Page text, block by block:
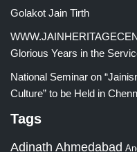
Golakot Jain Tirth
Glorious Years in the
National Seminar on
Culture” to be Held in
Tags
Adinath Ahmedabad